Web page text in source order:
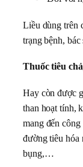
Liều dùng trên
trạng bệnh,
Thuốc tiêu
Hay còn được
than hoạt tính,
mang đến
đường tiêu hóa
bụng,…